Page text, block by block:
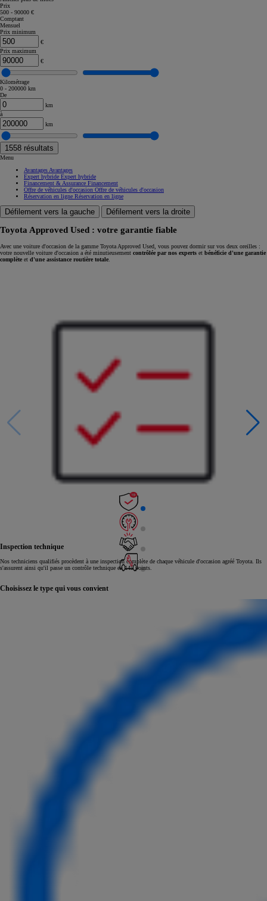
Prix
500 - 90000 €
Comptant
Mensuel
Prix minimum
€
Prix maximum
€
Kilométrage
0 - 200000 km
De
km
à
km
1558 résultats
Menu
Avantages Avantages
Expert hybride Expert hybride
Financement & Assurance Financement
Offre de véhicules d'occasion Offre de véhicules d'occasion
Réservation en ligne Réservation en ligne
Défilement vers la gauche Défilement vers la droite
Toyota Approved Used : votre garantie fiable
Avec une voiture d'occasion de la gamme Toyota Approved Used, vous pouvez dormir sur vos deux oreilles :
votre nouvelle voiture d'occasion a été minutieusement contrôlée par nos experts et bénéficie d'une garantie
complète et d'une assistance routière totale
Inspection technique
Nos techniciens qualifiés procèdent à une inspection complète de chaque véhicule d'occasion agréé Toyota. Ils
s'assurent ainsi qu'il passe un contrôle technique en 145 points.
Choisissez le type qui vous convient